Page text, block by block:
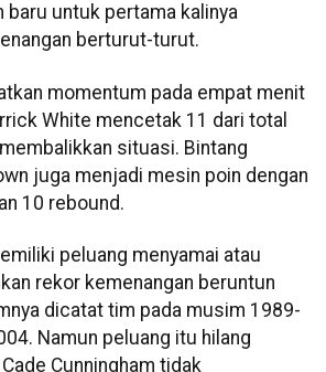
baru untuk pertama kalinya
berturut-turut.
momentum pada empat menit
White mencetak 11 dari total
situasi. Bintang
juga menjadi mesin poin dengan
10 rebound.
peluang menyamai atau
rekor kemenangan beruntun
dicatat tim pada musim 1989-
Namun peluang itu hilang
Cunningham tidak